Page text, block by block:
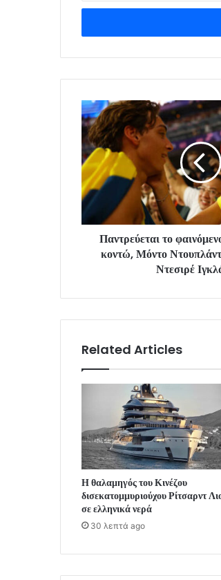
Email
Παντρεύεται το
κοντώ, Μόντο
Ντεσιρέ
Related Articles
Η θαλαμηγός του Κινέζου
δισεκατομμυριούχου Ρίτσαρντ
σε ελληνικά νερά
30 λεπτά ago